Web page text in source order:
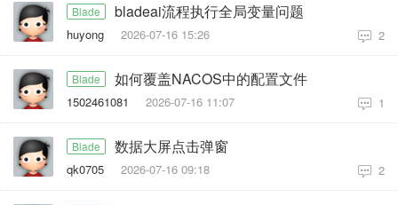
Blade bladeai流程执行全局变量问题
huyong 2026-07-16 15:26 2
Blade 如何覆盖NACOS中的配置文件
1502461081 2026-07-16 11:07 1
Blade 数据大屏点击弹窗
qk0705 2026-07-16 09:18 2